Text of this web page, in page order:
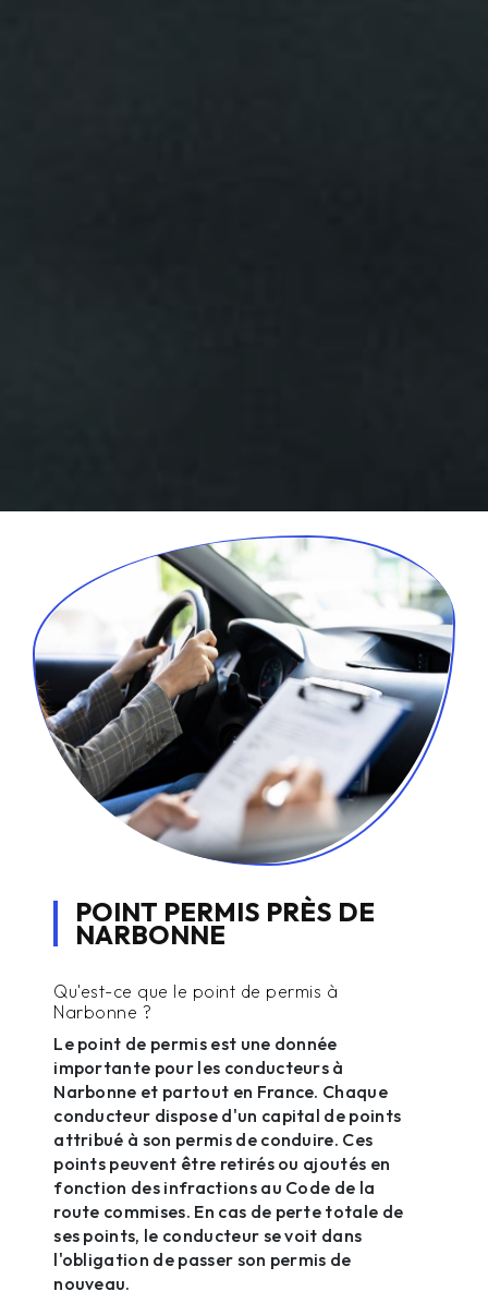
POINT PERMIS PRÈS DE
NARBONNE
Qu'est-ce que le point de permis à
Narbonne ?
Le point de permis est une donnée
importante pour les conducteurs à
Narbonne et partout en France. Chaque
conducteur dispose d'un capital de points
attribué à son permis de conduire. Ces
points peuvent être retirés ou ajoutés en
fonction des infractions au Code de la
route commises. En cas de perte totale de
ses points, le conducteur se voit dans
l'obligation de passer son permis de
nouveau.